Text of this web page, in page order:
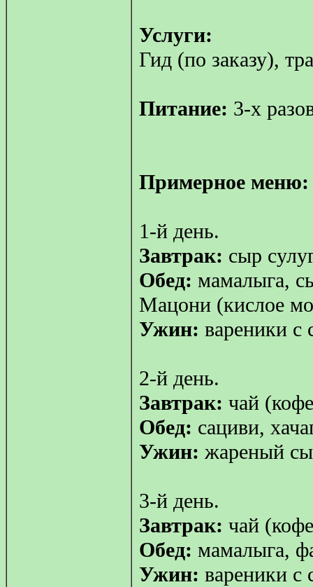
Услуги:
Гид (по заказу),
Питание: 3-х
Примерное меню:
1-й день.
Завтрак: сыр
Обед: мамалыга,
Мацони (кислое
Ужин: вареники
2-й день.
Завтрак: чай
Обед: сациви,
Ужин: жареный
3-й день.
Завтрак: чай
Обед: мамалыга,
Ужин: вареники